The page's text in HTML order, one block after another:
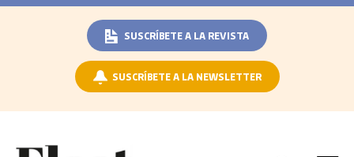
SUSCRÍBETE A LA REVISTA
SUSCRÍBETE A LA NEWSLETTER